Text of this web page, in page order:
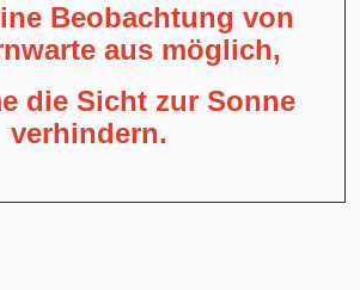
Beobachtung von
aus möglich,
die Sicht zur Sonne
verhindern.